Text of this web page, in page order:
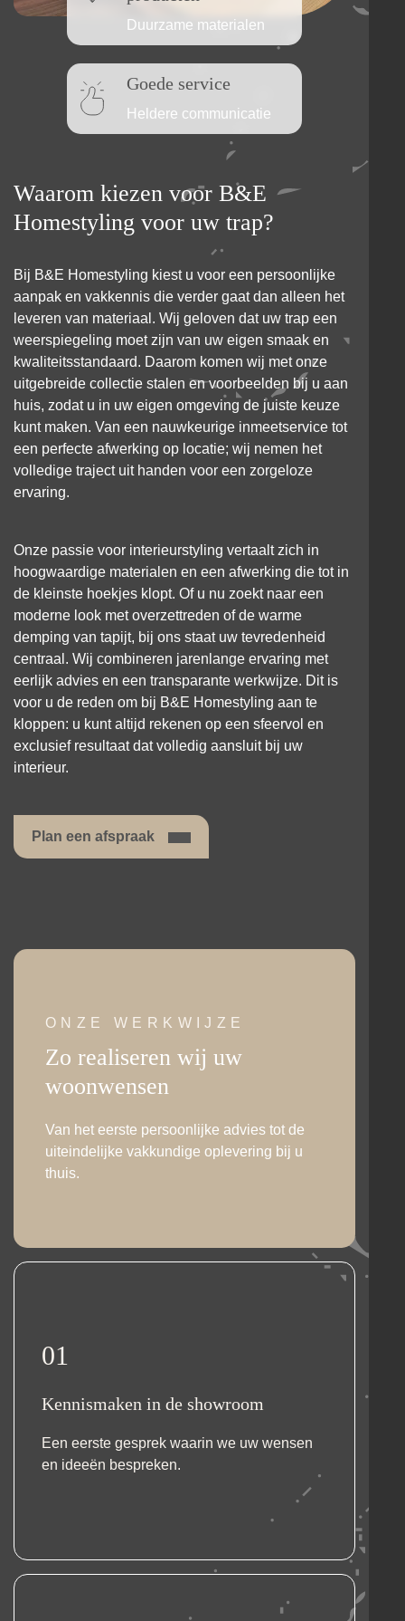
Duurzame materialen
Goede service
Heldere communicatie
Waarom kiezen voor B&E
Homestyling voor uw trap?
Bij B&E Homestyling kiest u voor een persoonlijke
aanpak en vakkennis die verder gaat dan alleen het
leveren van materiaal. Wij geloven dat uw trap een
weerspiegeling moet zijn van uw eigen smaak en
kwaliteitsstandaard. Daarom komen wij met onze
uitgebreide collectie stalen en voorbeelden bij u aan
huis, zodat u in uw eigen omgeving de juiste keuze
kunt maken. Van een nauwkeurige inmeetservice tot
een perfecte afwerking op locatie; wij nemen het
volledige traject uit handen voor een zorgeloze
ervaring.
Onze passie voor interieurstyling vertaalt zich in
hoogwaardige materialen en een afwerking die tot in
de kleinste hoekjes klopt. Of u nu zoekt naar een
moderne look met overzettreden of de warme
demping van tapijt, bij ons staat uw tevredenheid
centraal. Wij combineren jarenlange ervaring met
eerlijk advies en een transparante werkwijze. Dit is
voor u de reden om bij B&E Homestyling aan te
kloppen: u kunt altijd rekenen op een sfeervol en
exclusief resultaat dat volledig aansluit bij uw
interieur.
Plan een afspraak
ONZE WERKWIJZE
Zo realiseren wij uw
woonwensen
Van het eerste persoonlijke advies tot de
uiteindelijke vakkundige oplevering bij u
thuis.
01
Kennismaken in de showroom
Een eerste gesprek waarin we uw wensen
en ideeën bespreken.